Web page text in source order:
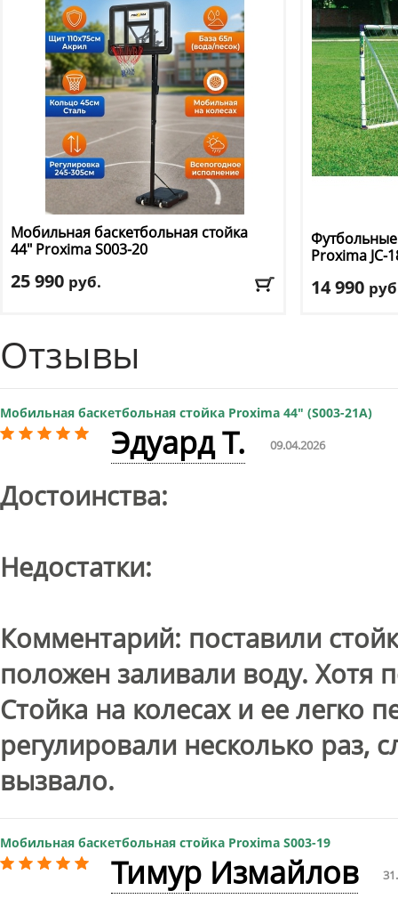
Доставка:БЕСПЛАТНО, 2-3 дня
Мобильная баскетбольная стойка
44" ProximaS003-20
25 990 руб.
Материал щита: акрил
Размер щита, см : 110 х 75
Доставка:БЕСПЛАТНО, 2-3 дня
Футбольные
Proxima JC-
14 990
Отзывы
Мобильная баскетбольная стойка Proxima 44" (S003-21A)
Эдуард Т. 09.04.2026
Достоинства:
Недостатки:
Комментарий: поставили
положен заливали воду. Хотя
Стойка на колесах и ее легко
регулировали несколько раз,
вызвало.
Мобильная баскетбольная стойка Proxima S003-19
Тимур Измайлов